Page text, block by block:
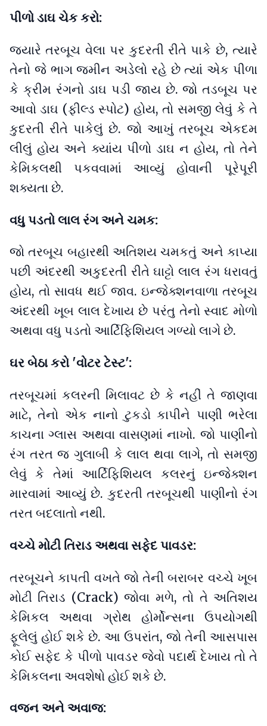
પીળો ડાઘ ચેક કરો:
જ્યારે તરબૂચ વેલા પર કુદરતી રીતે પાકે છે, ત્યારે
તેનો જે ભાગ જમીન અડેલો રહે છે ત્યાં એક પીળા
કે ક્રીમ રંગનો ડાઘ પડી જાય છે. જો તડબૂચ પર
આવો ડાઘ (ફીલ્ડ સ્પોટ) હોય, તો સમજી લેવું કે તે
કુદરતી રીતે પાકેલું છે. જો આખું તરબૂચ એકદમ
લીલું હોય અને ક્યાંય પીળો ડાઘ ન હોય, તો તેને
કેમિકલથી પકવવામાં આવ્યું હોવાની પૂરેપૂરી
શક્યતા છે.
વધુ પડતો લાલ રંગ અને ચમક:
જો તરબૂચ બહારથી અતિશય ચમકતું અને કાપ્યા
પછી અંદરથી અકુદરતી રીતે ઘાટ્ટો લાલ રંગ ધરાવતું
હોય, તો સાવધ થઈ જાવ. ઇન્જેક્શનવાળા તરબૂચ
અંદરથી ખૂબ લાલ દેખાય છે પરંતુ તેનો સ્વાદ મોળો
અથવા વધુ પડતો આર્ટિફિશિયલ ગળ્યો લાગે છે.
ઘર બેઠા કરો 'વોટર ટેસ્ટ':
તરબૂચમાં કલરની મિલાવટ છે કે નહીં તે જાણવા
માટે, તેનો એક નાનો ટુકડો કાપીને પાણી ભરેલા
કાચના ગ્લાસ અથવા વાસણમાં નાખો. જો પાણીનો
રંગ તરત જ ગુલાબી કે લાલ થવા લાગે, તો સમજી
લેવું કે તેમાં આર્ટિફિશિયલ કલરનું ઇન્જેક્શન
મારવામાં આવ્યું છે. કુદરતી તરબૂચથી પાણીનો રંગ
તરત બદલાતો નથી.
વચ્ચે મોટી તિરાડ અથવા સફેદ પાવડર:
તરબૂચને કાપતી વખતે જો તેની બરાબર વચ્ચે ખૂબ
મોટી તિરાડ (Crack) જોવા મળે, તો તે અતિશય
કેમિકલ અથવા ગ્રોથ હોર્મોન્સના ઉપયોગથી
ફૂલેલું હોઈ શકે છે. આ ઉપરાંત, જો તેની આસપાસ
કોઈ સફેદ કે પીળો પાવડર જેવો પદાર્થ દેખાય તો તે
કેમિકલના અવશેષો હોઈ શકે છે.
વજન અને અવાજ: